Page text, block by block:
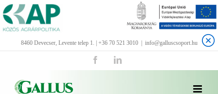
Kihagyás
8460 Devecser, Levente telep 1. | +36 70 521 3010 info@galluscsoport.hu
FacebookLinkedIn